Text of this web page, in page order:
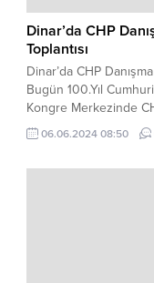
Dinar’da CHP
Toplantısı
Dinar’da CHP
Bugün 100.Yıl
Kongre Merkezinde
Toplantısı
Faruk Duha
06.06.2024 08:50